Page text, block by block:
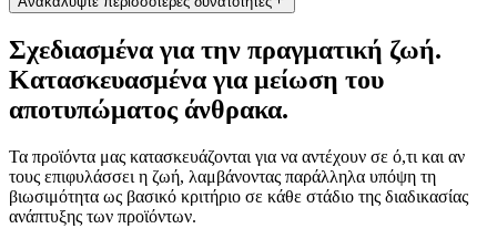
Σχεδιασμένα για την πραγματική ζωή.
Κατασκευασμένα για μείωση του
αποτυπώματος άνθρακα.
Τα προϊόντα μας κατασκευάζονται για να αντέχουν σε ό,τι και αν
τους επιφυλάσσει η ζωή, λαμβάνοντας παράλληλα υπόψη τη
βιωσιμότητα ως βασικό κριτήριο σε κάθε στάδιο της διαδικασίας
ανάπτυξης των προϊόντων.